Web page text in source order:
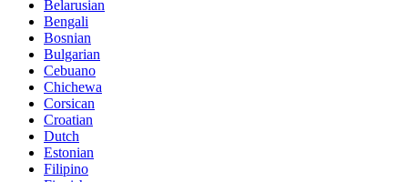
Belarusian
Bengali
Bosnian
Bulgarian
Cebuano
Chichewa
Corsican
Croatian
Dutch
Estonian
Filipino